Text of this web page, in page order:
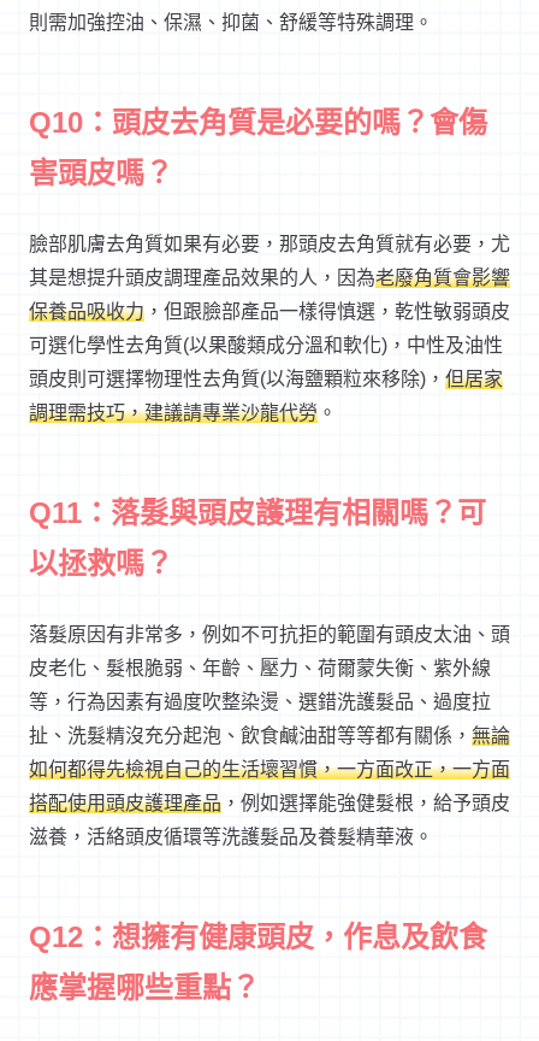
則需加強控油、保濕、抑菌、舒緩等特殊調理。
Q10：頭皮去角質是必要的嗎？會傷
害頭皮嗎？
臉部肌膚去角質如果有必要，那頭皮去角質就有必要，尤
其是想提升頭皮調理產品效果的人，因為老廢角質會影響
保養品吸收力 ，但跟臉部產品一樣得慎選，乾性敏弱頭皮
可選化學性去角質(以果酸類成分溫和軟化)，中性及油性
頭皮則可選擇物理性去角質(以海鹽顆粒來移除)， 但居家
調理需技巧，建議請專業沙龍代勞 。
Q11：落髮與頭皮護理有相關嗎？可
以拯救嗎？
落髮原因有非常多，例如不可抗拒的範圍有頭皮太油、頭
皮老化、髮根脆弱、年齡、壓力、荷爾蒙失衡、紫外線
等，行為因素有過度吹整染燙、選錯洗護髮品、過度拉
扯、洗髮精沒充分起泡、飲食鹹油甜等等都有關係， 無論
如何都得先檢視自己的生活壞習慣，一方面改正，一方面
搭配使用頭皮護理產品 ，例如選擇能強健髮根，給予頭皮
滋養，活絡頭皮循環等洗護髮品及養髮精華液。
Q12：想擁有健康頭皮，作息及飲食
應掌握哪些重點？